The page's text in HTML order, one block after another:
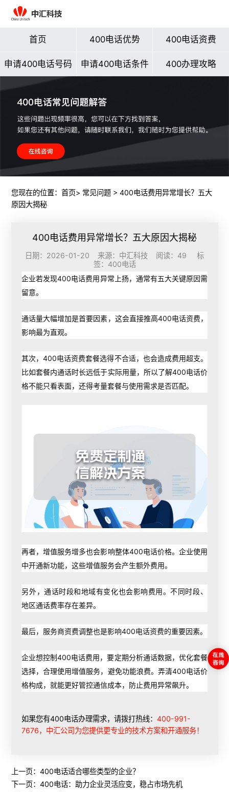
首页 400电话优势 400电话资费
申请400电话号码 申请400电话条件 400办理攻略
您现在的位置： 首页> 常见问题> 400电话费用异常增长？五大
原因大揭秘
400电话费用异常增长？五大原因大揭秘
日期：2026-01-20 来源：中汇科技 阅读：49 标
签： 400电话
企业若发现400电话费用异常上扬，通常有五大关键原因需
留意。
通话量大幅增加是首要因素，这会直接推高400电话资费，
影响最为直观。
其次，400电话资费套餐选得不合适，也会造成费用超支。
比如套餐内通话时长远低于实际用量，所以了解400电话价
格不能只看表面，还得考量套餐与使用需求是否匹配。
再者，增值服务增多也会影响整体400电话价格。企业使用
中开通新功能，这些增值服务会产生额外费用。
另外，通话时段和地域有变化也会影响费用。不同时段、
地区通话费率存在差异。
最后，服务商资费调整也是影响400电话资费的重要因素。
企业想控制400电话费用，要定期分析通话数据，优化套餐
选择，合理使用增值服务，避免功能浪费。弄清400电话价
格构成，就能更好管控通信成本，防止费用异常飙升。
如果您有400电话办理需求，请拨打热线：400-991-
7676，中汇公司为您提供更专业的技术方案和开通服务！
上一页： 400电话适合哪些类型的企业？
下一页： 400电话：助力企业灵活应变，稳占市场先机